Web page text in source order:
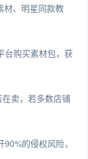
材、明星同款教
台购买素材包，获
在卖，若多数店铺
的侵权风险，